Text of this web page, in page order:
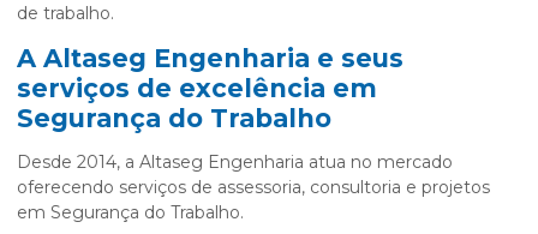
de trabalho.
A Altaseg Engenharia e seus
serviços de excelência em
Segurança do Trabalho
Desde 2014, a Altaseg Engenharia atua no mercado
oferecendo serviços de assessoria, consultoria e projetos
em Segurança do Trabalho.